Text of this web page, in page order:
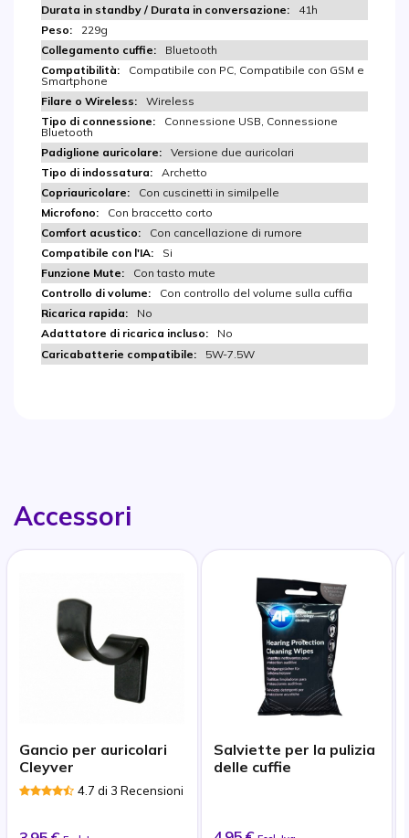
41h
229g
Bluetooth
Compatibile con PC, Compatibile con GSM e
Smartphone
Wireless
Connessione USB, Connessione
Bluetooth
Versione due auricolari
Archetto
Con cuscinetti in similpelle
Con braccetto corto
Con cancellazione di rumore
Si
Con tasto mute
Con controllo del volume sulla cuffia
No
No
5W-7.5W
Accessori
Gancio per auricolari
Cleyver
4.7 di 3 Recensioni
Salviette per la pulizia
delle cuffie